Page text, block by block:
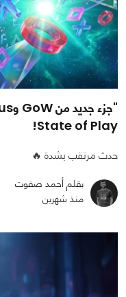
State of Play!
حدث مرتقب بشدة 🔥
بقلم أحمد صفوت
منذ شهرين